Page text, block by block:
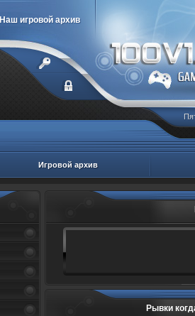
Наш игровой архив
Игровой архив
Рывки